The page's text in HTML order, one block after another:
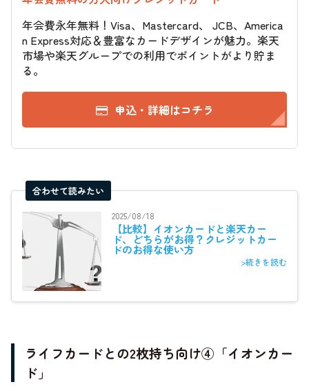
年会費永年無料！Visa、Mastercard、 JCB、America
n Express対応＆豊富なカードデザインが魅力。楽天
市場や楽天グループでの利用でポイントがより貯ま
る。
申込・詳細はコチラ
合わせて読みたい
2025/08/18
【比較】イオンカードと楽天カー
ド、どちらがお得？クレジットカー
ドのお得な使い方
>続きを読む
ライフカードとの2枚持ち向け④「イオンカー
ド」